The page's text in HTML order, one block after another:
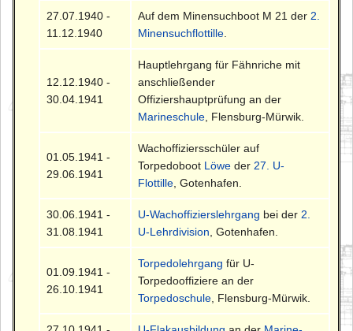
27.07.1940 -
11.12.1940
Auf dem Minensuchboot M 21 der 2.
Minensuchflottille
12.12.1940 -
30.04.1941
Hauptlehrgang für Fähnriche mit
anschließender
Offiziershauptprüfung an der
Marineschule , Flensburg-Mürwik.
01.05.1941 -
29.06.1941
Wachoffiziersschüler auf
Torpedoboot Löwe der 27. U-
Flottille , Gotenhafen.
30.06.1941 -
31.08.1941
U-Wachoffizierslehrgang bei der 2.
U-Lehrdivision , Gotenhafen.
01.09.1941 -
26.10.1941
Torpedolehrgang für U-
Torpedooffiziere an der
Torpedoschule , Flensburg-Mürwik.